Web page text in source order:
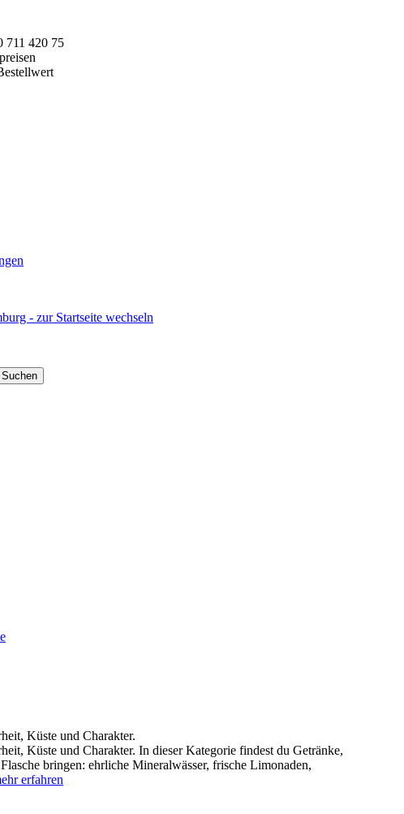
711 420 75
Suchen
Küste und Charakter.
Küste und Charakter. In dieser Kategorie findest du Getränke,
bringen: ehrliche Mineralwässer, frische Limonaden,
erfahren